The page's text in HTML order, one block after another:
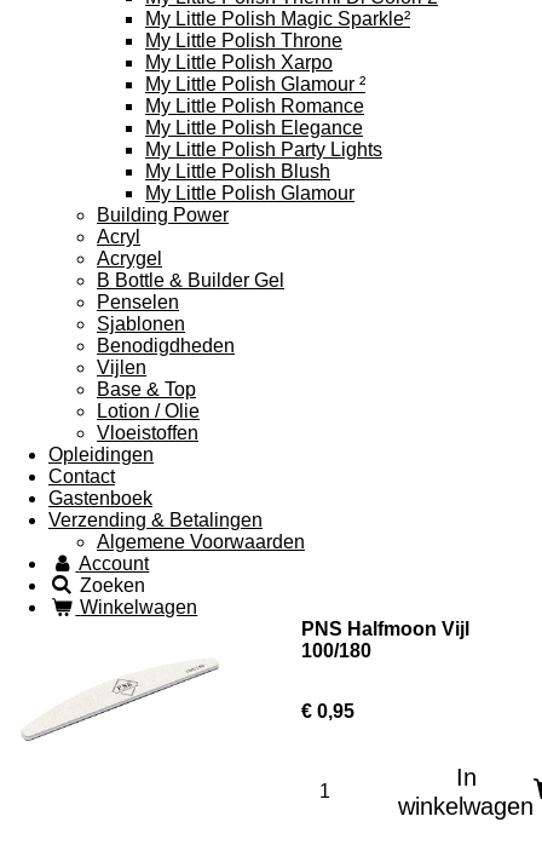
My Little Polish Magic Sparkle²
My Little Polish Throne
My Little Polish Xarpo
My Little Polish Glamour ²
My Little Polish Romance
My Little Polish Elegance
My Little Polish Party Lights
My Little Polish Blush
My Little Polish Glamour
Building Power
Acryl
Acrygel
B Bottle & Builder Gel
Penselen
Sjablonen
Benodigdheden
Vijlen
Base & Top
Lotion / Olie
Vloeistoffen
Opleidingen
Contact
Gastenboek
Verzending & Betalingen
Algemene Voorwaarden
Account
Zoeken
Winkelwagen
PNS Halfmoon Vijl
100/180
€ 0,95
In
winkelwagen